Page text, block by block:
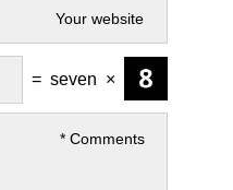
×
seven
=